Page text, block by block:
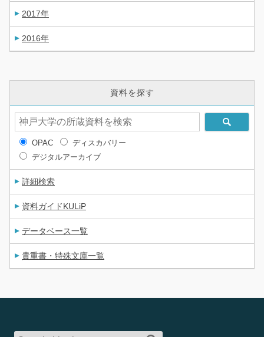
2017年
2016年
資料を探す
OPAC
ディスカバリー
デジタルアーカイブ
詳細検索
資料ガイドKULiP
データベース一覧
貴重書・特殊文庫一覧